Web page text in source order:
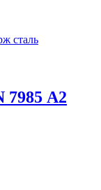
7985 А2